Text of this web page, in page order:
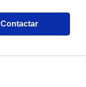
Contactar